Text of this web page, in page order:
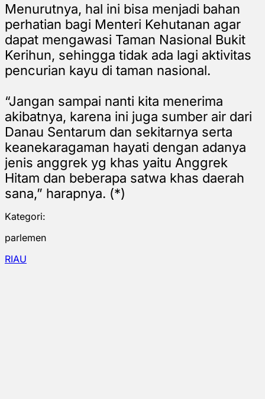
Menurutnya, hal ini bisa menjadi bahan
perhatian bagi Menteri Kehutanan agar
dapat mengawasi Taman Nasional Bukit
Kerihun, sehingga tidak ada lagi aktivitas
pencurian kayu di taman nasional.
“Jangan sampai nanti kita menerima
akibatnya, karena ini juga sumber air dari
Danau Sentarum dan sekitarnya serta
keanekaragaman hayati dengan adanya
jenis anggrek yg khas yaitu Anggrek
Hitam dan beberapa satwa khas daerah
sana,” harapnya. (*)
Kategori:
parlemen
RIAU